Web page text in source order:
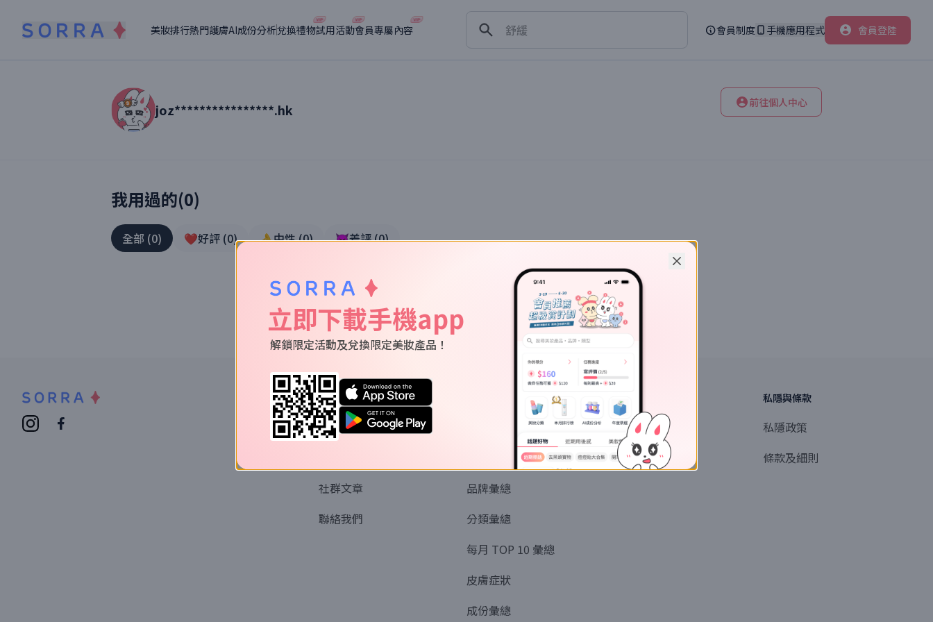
美妝排行熱門護膚AI成份分析兌換禮物試用活動會員專屬內容
舒緩
會員制度 手機應用程式 會員登陸
讀者【joz****************.hk 】美妝真實體驗
joz****************.hk 前往個人中心
我用過的(0)
全部 (0) ❤️好評 (0) 👌中性(0) 👿差評(0)
關於我們
認識SORRA
社群文章
聯絡我們
品牌彙總
分類彙總
每月 TOP 10 彙總
皮膚症狀
成份彙總
探索
商業或媒體聯絡
產品提名
私隱與條款
私隱政策
條款及細則
立即下載手機app
解鎖限定活動及兌換限定美妝產品！